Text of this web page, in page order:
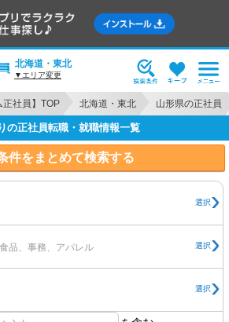
北海道・東北
▼エリア変更
社員】TOP 北海道・東北 山形県の正社員
の正社員転職・就職情報一覧
件をまとめて検索する
選択
品、事務、アパレル 選択
選択